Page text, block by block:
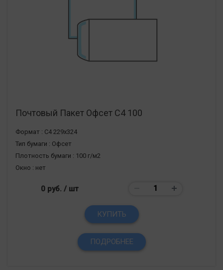
Почтовый Пакет Офсет С4 100
Формат : С4 229х324
Тип бумаги : Офсет
Плотность бумаги : 100 г/м2
Окно : нет
0 руб. / шт
КУПИТЬ
ПОДРОБНЕЕ